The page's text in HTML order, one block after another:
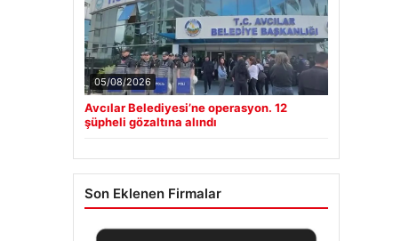
05/08/2026
Avcılar Belediyesi’ne operasyon. 12
şüpheli gözaltına alındı
Son Eklenen Firmalar